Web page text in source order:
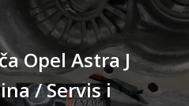
Opel Astra J
/ Servis i